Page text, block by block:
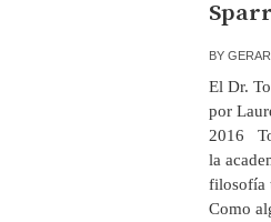
BY
El Dr.
por
2016
la
filosofía
Como